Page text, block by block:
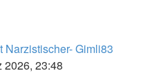
Narzistischer- Gimli83
2026, 23:48